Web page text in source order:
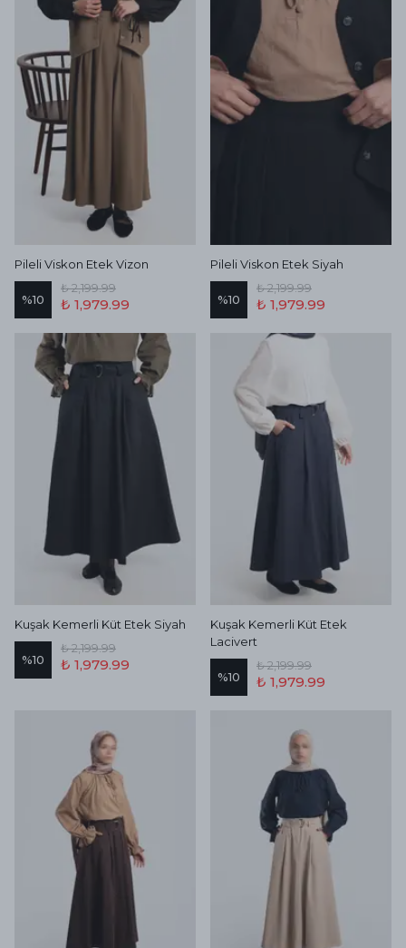
Pileli Viskon Etek Vizon
%10
₺ 2,199.99
₺ 1,979.99
Pileli Viskon Etek Siyah
%10
₺ 2,199.99
₺ 1,979.99
Kuşak Kemerli Küt Etek Siyah
%10
₺ 2,199.99
₺ 1,979.99
Kuşak Kemerli Küt Etek
Lacivert
%10
₺ 2,199.99
₺ 1,979.99